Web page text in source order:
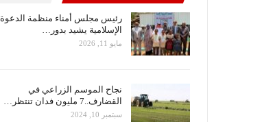
رئيس مجلس أمناء منظمة الدعوة
الإسلامية يشيد بدور…
مايو 11, 2026
نجاح الموسم الزراعي في
القضارف..7 مليون فدان تنتظر…
سبتمبر 10, 2024